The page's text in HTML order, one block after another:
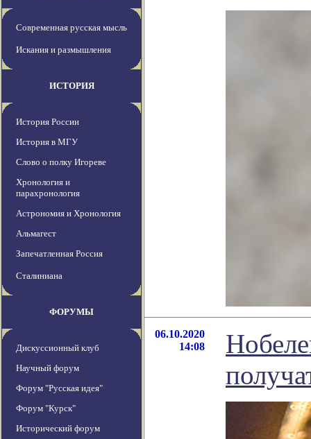
Современная русская мысль
Искания и размышления
ИСТОРИЯ
История России
История в МГУ
Слово о полку Игореве
Хронология и
парахронология
Астрономия и Хронология
Альмагест
Запечатленная Россия
Сталиниана
ФОРУМЫ
Дискуссионный клуб
Научный форум
Форум "Русская идея"
Форум "Курск"
Исторический форум
06.10.2020
14:08